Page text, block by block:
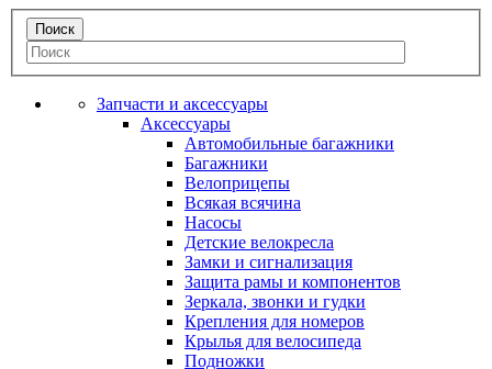
Запчасти и аксессуары
Аксессуары
Автомобильные багажники
Багажники
Велоприцепы
Всякая всячина
Насосы
Детские велокресла
Замки и сигнализация
Защита рамы и компонентов
Зеркала, звонки и гудки
Крепления для номеров
Крылья для велосипеда
Подножки